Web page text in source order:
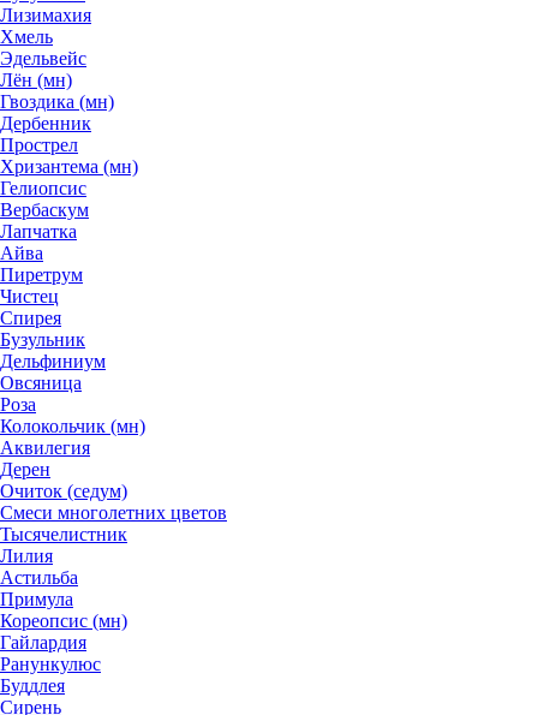
Лизимахия
Хмель
Эдельвейс
Лён (мн)
Гвоздика (мн)
Дербенник
Прострел
Хризантема (мн)
Гелиопсис
Вербаскум
Лапчатка
Айва
Пиретрум
Чистец
Спирея
Бузульник
Дельфиниум
Овсяница
Роза
Колокольчик (мн)
Аквилегия
Дерен
Очиток (седум)
Смеси многолетних цветов
Тысячелистник
Лилия
Астильба
Примула
Кореопсис (мн)
Гайлардия
Ранункулюс
Буддлея
Сирень